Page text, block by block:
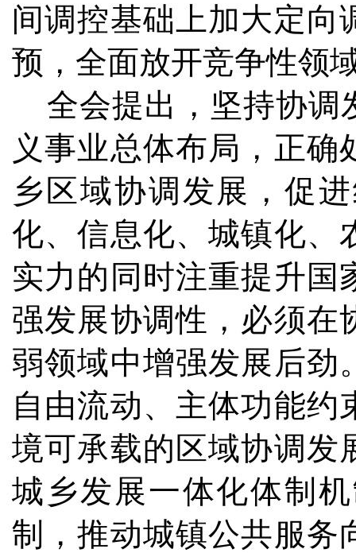
间调控基础上加大定向
预，全面放开竞争性领
全会提出，坚持协调
义事业总体布局，正
乡区域协调发展，促
化、信息化、城镇化、
实力的同时注重提升国
强发展协调性，必须在
弱领域中增强发展后劲
自由流动、主体功能约
境可承载的区域协调发
城乡发展一体化体制
制，推动城镇公共服务